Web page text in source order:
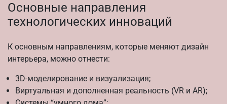
Основные направления
технологических инноваций
К основным направлениям, которые меняют дизайн
интерьера, можно отнести:
3D-моделирование и визуализация;
Виртуальная и дополненная реальность (VR и AR);